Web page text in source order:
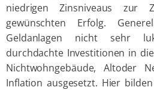
niedrigen Zinsniveaus
gewünschten Erfolg.
Geldanlagen nicht sehr
durchdachte Investitionen in
Nichtwohngebäude, Altoder
Inflation ausgesetzt. Hier